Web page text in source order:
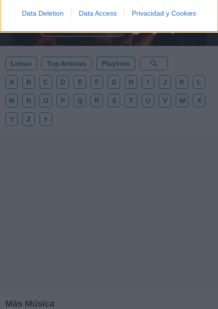
Data Deletion Data Access Privacidad y Cookies
Añadir un comentario ...
tus noches de astronomía. 🪐🎸 Desconecta, mira
✨⭐
Letras Top Artistas Playlists
A B C D E F G H I J K L
M N O P Q R S T U V W X
Y Z #
Más Música